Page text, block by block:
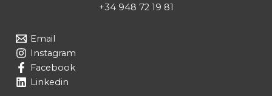
+34 948 72 19 81
Email
Instagram
Facebook
Linkedin